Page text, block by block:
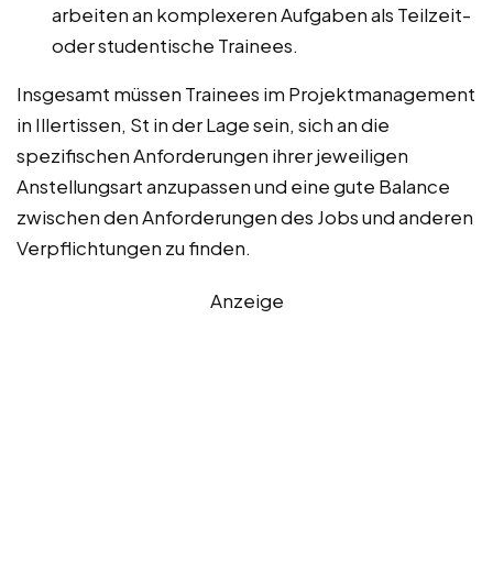
arbeiten an komplexeren Aufgaben als Teilzeit-
oder studentische Trainees.
Insgesamt müssen Trainees im Projektmanagement
in Illertissen, St in der Lage sein, sich an die
spezifischen Anforderungen ihrer jeweiligen
Anstellungsart anzupassen und eine gute Balance
zwischen den Anforderungen des Jobs und anderen
Verpflichtungen zu finden.
Anzeige